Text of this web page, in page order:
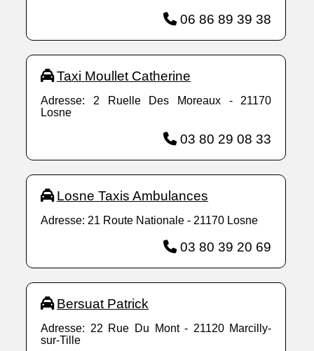
06 86 89 39 38
Taxi Moullet Catherine
Adresse: 2 Ruelle Des Moreaux - 21170
Losne
03 80 29 08 33
Losne Taxis Ambulances
Adresse: 21 Route Nationale - 21170 Losne
03 80 39 20 69
Bersuat Patrick
Adresse: 22 Rue Du Mont - 21120 Marcilly-
sur-Tille